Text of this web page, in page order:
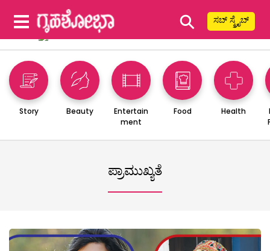
⚲ ಸಬ್ ಸ್ಕ್ರೈಬ್
Story Beauty
Entertain
ment
Food Health
ಪ್ರಾಮುಖ್ಯತೆ